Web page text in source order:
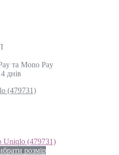
та Mono Pay
днів
(479731)
Uniqlo (479731)
розмір